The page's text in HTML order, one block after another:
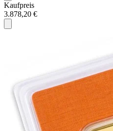
Kaufpreis
3.878,20 €